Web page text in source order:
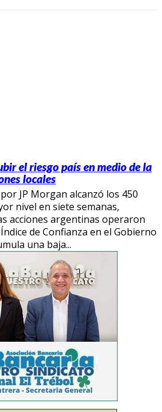
el riesgo país en medio de la
locales
JP Morgan alcanzó los 450
nivel en siete semanas,
acciones argentinas operaron
de Confianza en el Gobierno
una baja...